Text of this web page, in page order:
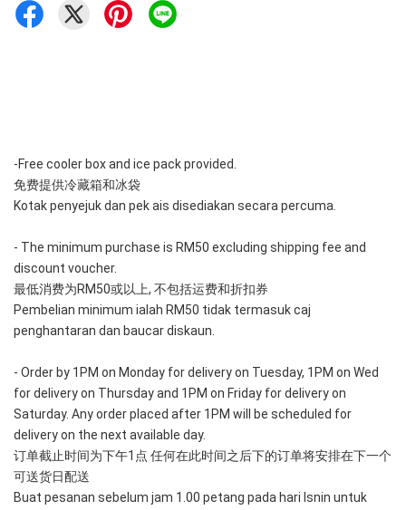
-Free cooler box and ice pack provided.
免费提供冷藏箱和冰袋
Kotak penyejuk dan pek ais disediakan secara percuma.
- The minimum purchase is RM50 excluding shipping fee and
discount voucher.
最低消费为RM50或以上, 不包括运费和折扣券
Pembelian minimum ialah RM50 tidak termasuk caj
penghantaran dan baucar diskaun.
- Order by 1PM on Monday for delivery on Tuesday, 1PM on Wed
for delivery on Thursday and 1PM on Friday for delivery on
Saturday. Any order placed after 1PM will be scheduled for
delivery on the next available day.
订单截止时间为下午1点 任何在此时间之后下的订单将安排在下一个
可送货日配送
Buat pesanan sebelum jam 1.00 petang pada hari Isnin untuk